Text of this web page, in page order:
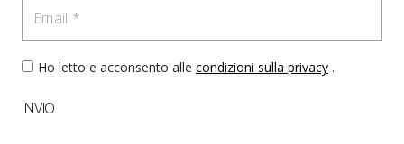
Ho letto e acconsento alle condizioni sulla privacy .
INVIO